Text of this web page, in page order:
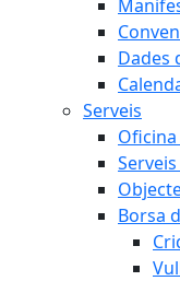
Dades
Serveis
Borsa